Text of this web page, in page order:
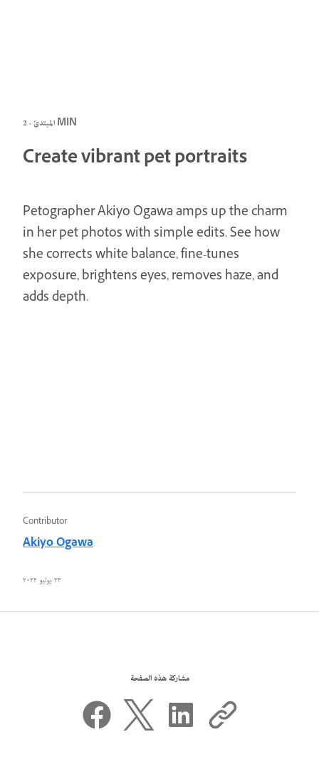
المبتدئ · 2 MIN
Create vibrant pet portraits
Petographer Akiyo Ogawa amps up the charm
in her pet photos with simple edits. See how
she corrects white balance, fine-tunes
exposure, brightens eyes, removes haze, and
adds depth.
Contributor
Akiyo Ogawa
٢٣ يوليو ٢٠٢٢
مشاركة هذه الصفحة